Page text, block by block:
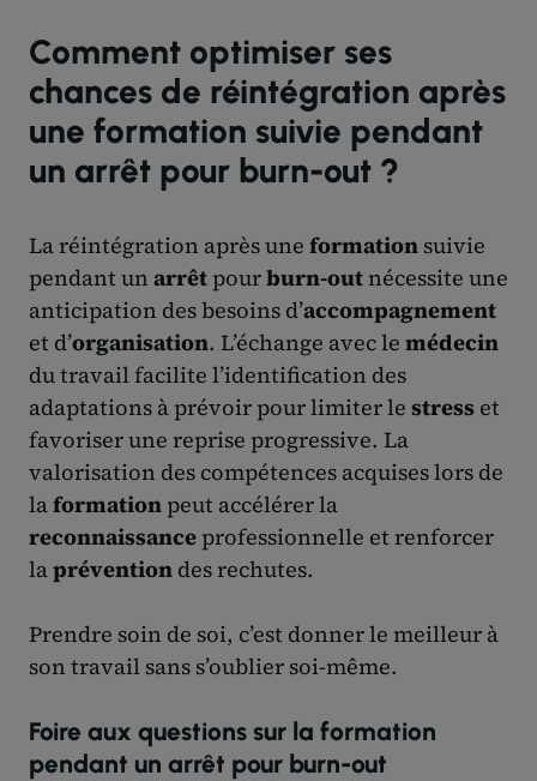
Comment optimiser ses
chances de réintégration après
une formation suivie pendant
un arrêt pour burn-out ?
La réintégration après une formation suivie
pendant un arrêt pourburn-outnécessite une
anticipation des besoins d’accompagnement
et d’organisation. L’échange avec le médecin
du travail facilite l’identification des
adaptations à prévoir pour limiter le stress et
favoriser une reprise progressive. La
valorisation des compétences acquises lors de
laformation peut accélérer la
reconnaissance professionnelle et renforcer
laprévention des rechutes.
Prendre soin de soi, c’est donner le meilleur à
son travail sans s’oublier soi-même.
Foire aux questions sur la formation
pendant un arrêt pour burn-out